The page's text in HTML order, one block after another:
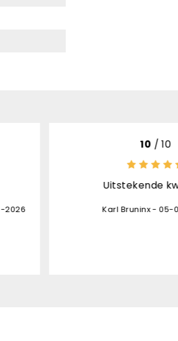
Uitstekende kwaliteit
Karl Bruninx - 05-08-2026